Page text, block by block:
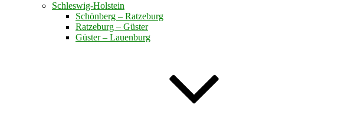
Schleswig-Holstein
Schönberg – Ratzeburg
Ratzeburg – Güster
Güster – Lauenburg